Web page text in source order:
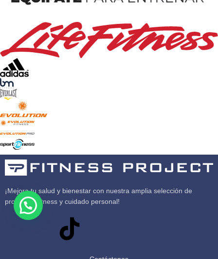
¡Mejora tu salud y bienestar con nuestra amplia selección de
productos fitness y cuidado personal!